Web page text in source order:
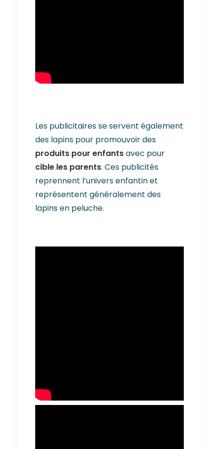
Les publicitaires se servent également
des lapins pour promouvoir des
produits pour enfantsavec pour
cible les parents. Ces publicités
reprennent l’univers enfantin et
représentent généralement des
lapins en peluche.